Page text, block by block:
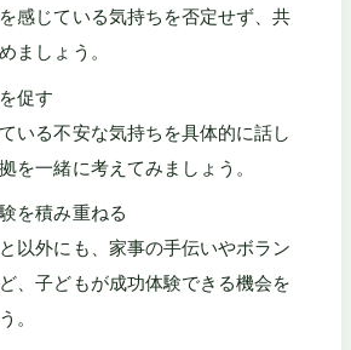
感じている気持ちを否定せず、共
ましょう。
促す
いる不安な気持ちを具体的に話し
を一緒に考えてみましょう。
を積み重ねる
以外にも、家事の手伝いやボラン
、子どもが成功体験できる機会を
。